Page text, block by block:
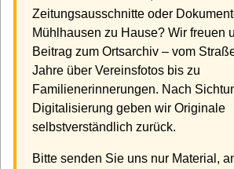
Zeitungsausschnitte oder
Mühlhausen zu Hause? Wir freuen
Beitrag zum Ortsarchiv – vom
Jahre über Vereinsfotos bis zu
Familienerinnerungen. Nach
Digitalisierung geben wir Originale
selbstverständlich zurück.
Bitte senden Sie uns nur Material,